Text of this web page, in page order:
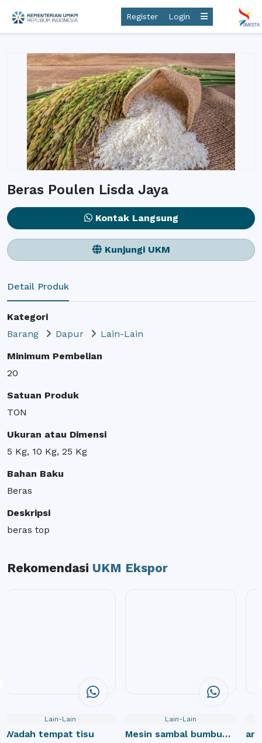
Register Login
Beras Poulen Lisda Jaya
Kontak Langsung
Kunjungi UKM
Detail Produk
Kategori
Barang
Dapur
Lain-Lain
Minimum Pembelian
20
Satuan Produk
TON
Ukuran atau Dimensi
5 Kg, 10 Kg, 25 Kg
Bahan Baku
Beras
Deskripsi
beras top
Rekomendasi UKM Ekspor
Lain-Lain
Wadah tempat tisu
Lain-Lain
Mesin sambal bumbu